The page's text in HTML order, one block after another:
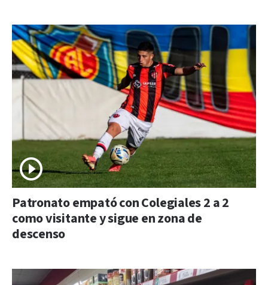
Patronato empató con Colegiales 2 a 2
como visitante y sigue en zona de
descenso